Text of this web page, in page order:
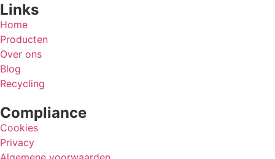
Links
Home
Producten
Over ons
Blog
Recycling
Compliance
Cookies
Privacy